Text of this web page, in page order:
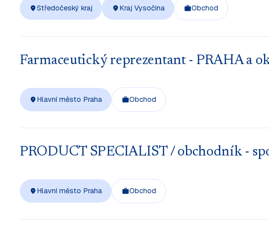
Středočeský kraj Kraj Vysočina Obchod
Farmaceutický reprezentant - PRAHA a
Hlavní město Praha Obchod
PRODUCT SPECIALIST / obchodník -
Hlavní město Praha Obchod